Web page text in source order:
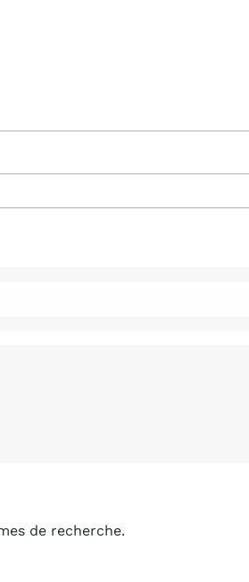
de recherche.